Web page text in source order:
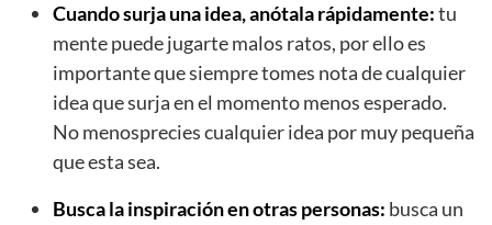
Cuando surja una idea, anótala rápidamente:tu
mente puede jugarte malos ratos, por ello es
importante que siempre tomes nota de cualquier
idea que surja en el momento menos esperado.
No menosprecies cualquier idea por muy pequeña
que esta sea.
Busca la inspiración en otras personas: busca un